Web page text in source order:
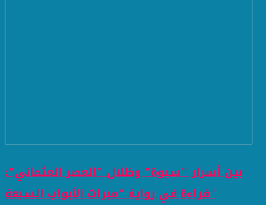
بين أسرار "سيوة" وظلال "العصر العثماني":
قراءة في رواية "ميراث الأبواب السبعة"